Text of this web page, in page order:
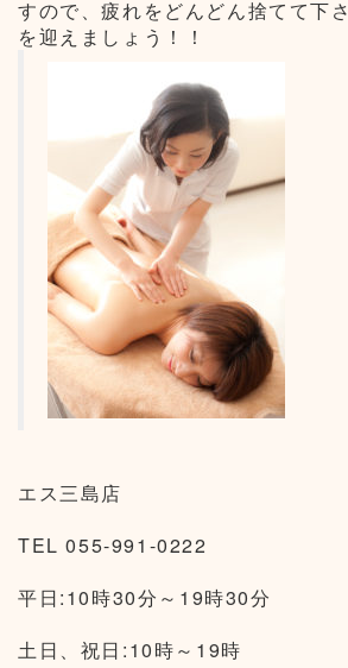
すので、疲れをどんどん捨てて下
を迎えましょう！！
エス三島店
TEL 055-991-0222
平日:10時30分～19時30分
土日、祝日:10時～19時